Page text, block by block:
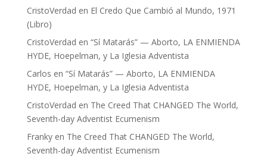
CristoVerdad en El Credo Que Cambió al Mundo, 1971
(Libro)
CristoVerdad en “Sí Matarás” — Aborto, LA ENMIENDA
HYDE, Hoepelman, y La Iglesia Adventista
Carlos en “Sí Matarás” — Aborto, LA ENMIENDA
HYDE, Hoepelman, y La Iglesia Adventista
CristoVerdad en The Creed That CHANGED The World,
Seventh-day Adventist Ecumenism
Frankyen The Creed That CHANGED The World,
Seventh-day Adventist Ecumenism